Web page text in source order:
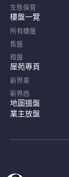
生態保育
樓盤一覽
所有樓盤
售盤
租盤
屋苑專頁
新界東
新界西
地圖搵盤
業主放盤